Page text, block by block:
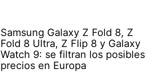
Samsung Galaxy Z Fold 8, Z
Fold 8 Ultra, Z Flip 8 y Galaxy
Watch 9: se filtran los posibles
precios en Europa